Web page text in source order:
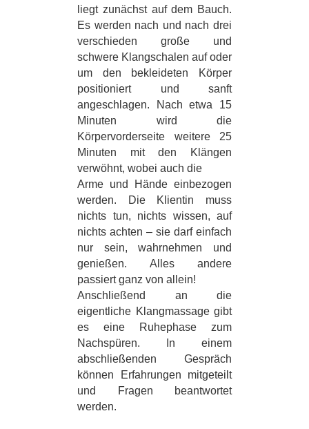
liegt zunächst auf dem Bauch.
Es werden nach und nach drei
verschieden große und
schwere Klangschalen auf oder
um den bekleideten Körper
positioniert und sanft
angeschlagen. Nach etwa 15
Minuten wird die
Körpervorderseite weitere 25
Minuten mit den Klängen
verwöhnt, wobei auch die
Arme und Hände einbezogen
werden. Die Klientin muss
nichts tun, nichts wissen, auf
nichts achten – sie darf einfach
nur sein, wahrnehmen und
genießen. Alles andere
passiert ganz von allein!
Anschließend an die
eigentliche Klangmassage gibt
es eine Ruhephase zum
Nachspüren. In einem
abschließenden Gespräch
können Erfahrungen mitgeteilt
und Fragen beantwortet
werden.